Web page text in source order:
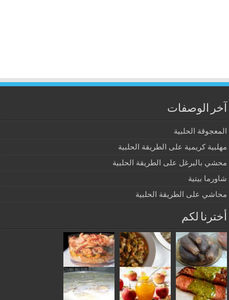
آخر الوصفات
المعجوقة الحلبية
مهلبية كريمية على الطريقة الحلبية
محشي بالبرغل على الطريقة الحلبية
شاورما بيتية
محاشي على الطريقة الحلبية
أخترنا لكم